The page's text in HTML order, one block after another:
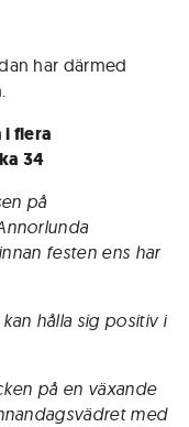
har därmed
i flera
34
på
festen ens har
hålla sig positiv i
på en växande
med